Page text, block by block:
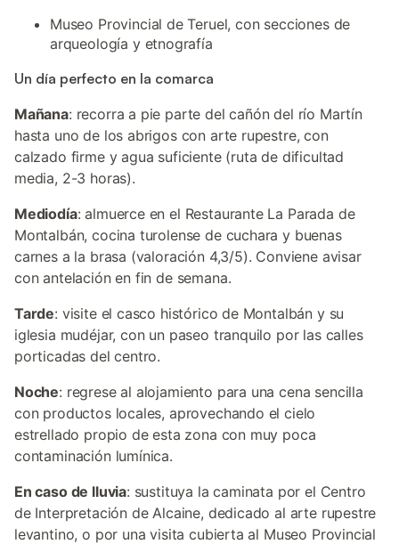
Museo Provincial de Teruel, con secciones de
arqueología y etnografía
Un día perfecto en la comarca
Mañana: recorra a pie parte del cañón del río Martín
hasta uno de los abrigos con arte rupestre, con
calzado firme y agua suficiente (ruta de dificultad
media, 2-3 horas).
Mediodía: almuerce en el Restaurante La Parada de
Montalbán, cocina turolense de cuchara y buenas
carnes a la brasa (valoración 4,3/5). Conviene avisar
con antelación en fin de semana.
Tarde: visite el casco histórico de Montalbán y su
iglesia mudéjar, con un paseo tranquilo por las calles
porticadas del centro.
Noche: regrese al alojamiento para una cena sencilla
con productos locales, aprovechando el cielo
estrellado propio de esta zona con muy poca
contaminación lumínica.
En caso de lluvia: sustituya la caminata por el Centro
de Interpretación de Alcaine, dedicado al arte rupestre
levantino, o por una visita cubierta al Museo Provincial